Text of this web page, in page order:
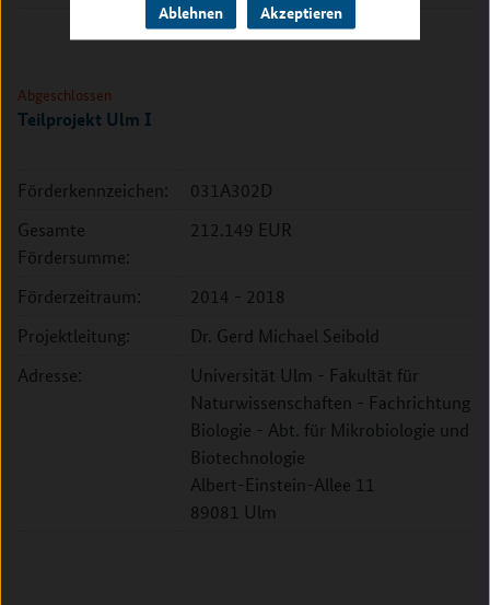
Ablehnen Akzeptieren
Abgeschlossen
Teilprojekt Ulm I
Förderkennzeichen:
031A302D
Gesamte
Fördersumme:
212.149 EUR
Förderzeitraum:
2014 - 2018
Projektleitung:
Dr. Gerd Michael Seibold
Adresse:
Universität Ulm - Fakultät für
Naturwissenschaften - Fachrichtung
Biologie - Abt. für Mikrobiologie und
Biotechnologie
Albert-Einstein-Allee 11
89081 Ulm